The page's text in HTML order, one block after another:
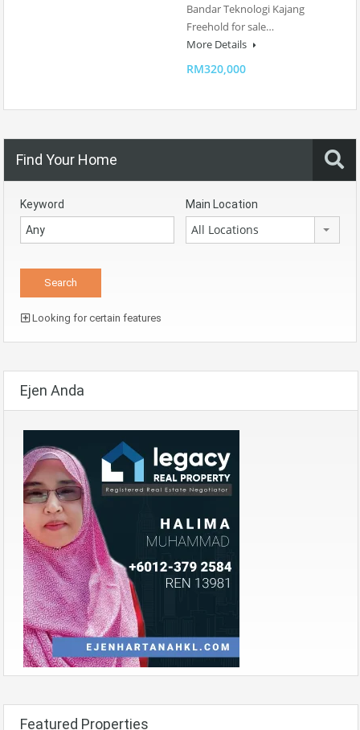
Bandar Teknologi Kajang
Freehold for sale…
More Details
RM320,000
Find Your Home
Keyword Main Location
All Locations
Looking for certain features
Ejen Anda
Featured Properties